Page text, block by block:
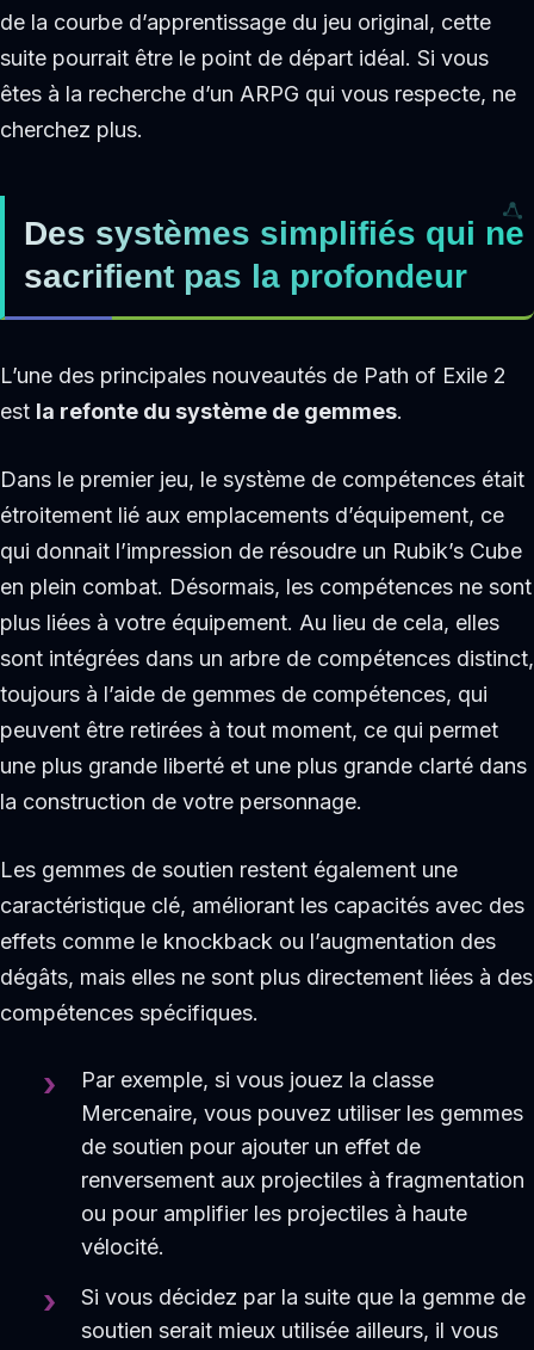
de la courbe d’apprentissage du jeu original, cette
suite pourrait être le point de départ idéal. Si vous
êtes à la recherche d’un ARPG qui vous respecte, ne
cherchez plus.
Des systèmes simplifiés qui ne
sacrifient pas la profondeur
L’une des principales nouveautés de Path of Exile 2
est la refonte du système de gemmes.
Dans le premier jeu, le système de compétences était
étroitement lié aux emplacements d’équipement, ce
qui donnait l’impression de résoudre un Rubik’s Cube
en plein combat. Désormais, les compétences ne sont
plus liées à votre équipement. Au lieu de cela, elles
sont intégrées dans un arbre de compétences distinct,
toujours à l’aide de gemmes de compétences, qui
peuvent être retirées à tout moment, ce qui permet
une plus grande liberté et une plus grande clarté dans
la construction de votre personnage.
Les gemmes de soutien restent également une
caractéristique clé, améliorant les capacités avec des
effets comme le knockback ou l’augmentation des
dégâts, mais elles ne sont plus directement liées à des
compétences spécifiques.
Par exemple, si vous jouez la classe
Mercenaire, vous pouvez utiliser les gemmes
de soutien pour ajouter un effet de
renversement aux projectiles à fragmentation
ou pour amplifier les projectiles à haute
vélocité.
Si vous décidez par la suite que la gemme de
soutien serait mieux utilisée ailleurs, il vous